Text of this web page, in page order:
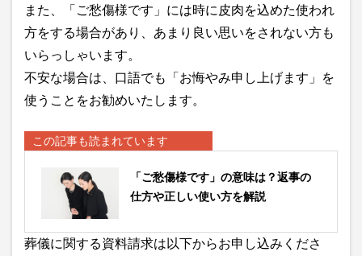
また、「ご愁傷様です」には時に皮肉を込めた使われ
方をする場合があり、あまり良い思いをされない方も
いらっしゃいます。
不安な場合は、口語でも「お悔やみ申し上げます」を
使うことをお勧めいたします。
この記事も読まれています
「ご愁傷様です」の意味は？返事の
仕方や正しい使い方を解説
葬儀に関する資料請求は以下からお申し込みくださ